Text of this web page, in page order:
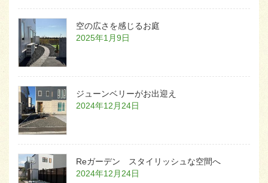
空の広さを感じるお庭
2025年1月9日
ジューンベリーがお出迎え
2024年12月24日
Reガーデン スタイリッシュな空間へ
2024年12月24日